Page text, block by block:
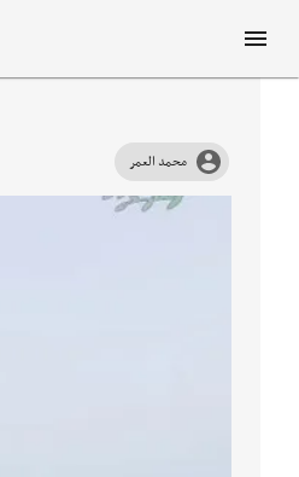
محمد العمر